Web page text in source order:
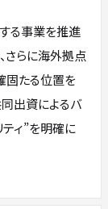
る事業を推進
さらに海外拠点
固たる位置を
出資によるバ
ィ”を明確に